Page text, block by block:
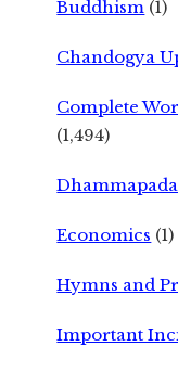
Buddhism (1)
Chandogya
Complete
(1,494)
Dhammapada
Economics (1)
Hymns and
Important